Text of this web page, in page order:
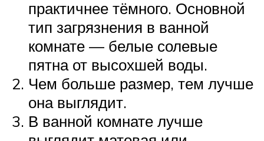
практичнее тёмного. Основной
тип загрязнения в ванной
комнате — белые солевые
пятна от высохшей воды.
Чем больше размер, тем лучше
она выглядит.
В ванной комнате лучше